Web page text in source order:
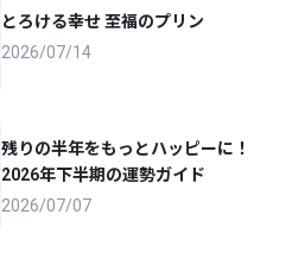
とろける幸せ 至福のプリン
2026/07/14
残りの半年をもっとハッピーに！
2026年下半期の運勢ガイド
2026/07/07